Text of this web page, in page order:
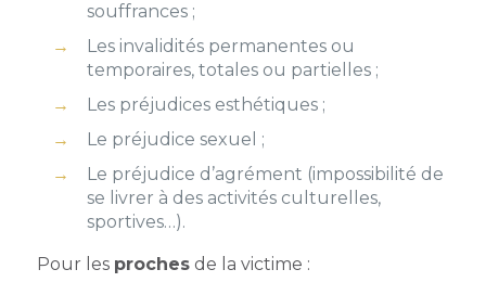
souffrances ;
Les invalidités permanentes ou
temporaires, totales ou partielles ;
Les préjudices esthétiques ;
Le préjudice sexuel ;
Le préjudice d’agrément (impossibilité de
se livrer à des activités culturelles,
sportives…).
Pour les prochesde la victime :